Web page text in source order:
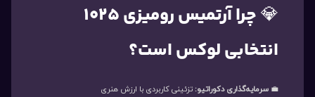
💎
چرا آرتمیس رومیزی ۱۰۲۵
انتخابی لوکس است؟
💼 سرمایه‌گذاری دکوراتیو:تزئینی کاربردی با ارزش هنری